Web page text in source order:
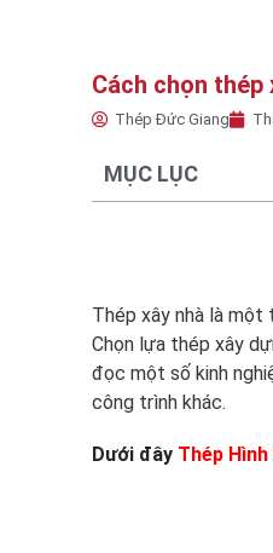
Cách chọn thép
Thép Đức Giang
MỤC LỤC
Thép xây nhà là một
Chọn lựa thép xây
đọc một số kinh
công trình khác.
Dưới đây Thép